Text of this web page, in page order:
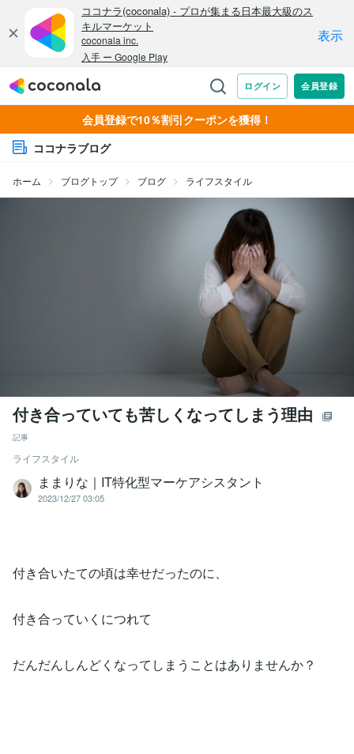
会員登録で10％割引クーポンを獲得！
ココナラブログ
ホーム ブログトップ ブログ ライフスタイル
付き合っていても苦しくなってしまう理由
記事
ライフスタイル
ままりな｜IT特化型マーケアシスタント
2023/12/27 03:05
付き合いたての頃は幸せだったのに、
付き合っていくにつれて
だんだんしんどくなってしまうことはありませんか？